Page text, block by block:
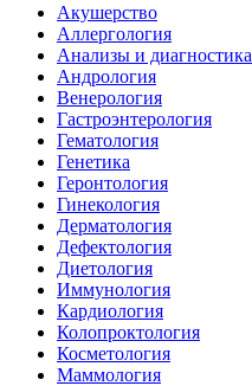
Акушерство
Аллергология
Анализы и диагностика
Андрология
Венерология
Гастроэнтерология
Гематология
Генетика
Геронтология
Гинекология
Дерматология
Дефектология
Диетология
Иммунология
Кардиология
Колопроктология
Косметология
Маммология